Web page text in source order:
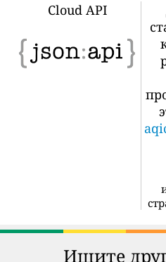
Cloud API
Ищите